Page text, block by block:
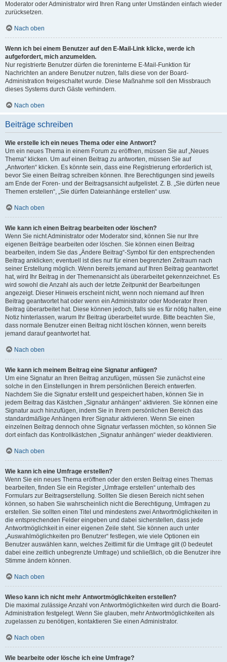
Moderator oder Administrator wird Ihren Rang unter Umständen einfach wieder
zurücksetzen.
Nach oben
Wenn ich bei einem Benutzer auf den E-Mail-Link klicke, werde ich
aufgefordert, mich anzumelden.
Nur registrierte Benutzer dürfen die foreninterne E-Mail-Funktion für
Nachrichten an andere Benutzer nutzen, falls diese von der Board-
Administration freigeschaltet wurde. Diese Maßnahme soll den Missbrauch
dieses Systems durch Gäste verhindern.
Nach oben
Beiträge schreiben
Wie erstelle ich ein neues Thema oder eine Antwort?
Um ein neues Thema in einem Forum zu eröffnen, müssen Sie auf „Neues
Thema“ klicken. Um auf einen Beitrag zu antworten, müssen Sie auf
„Antworten“ klicken. Es könnte sein, dass eine Registrierung erforderlich ist,
bevor Sie einen Beitrag schreiben können. Ihre Berechtigungen sind jeweils
am Ende der Foren- und der Beitragsansicht aufgelistet. Z. B. „Sie dürfen neue
Themen erstellen“, „Sie dürfen Dateianhänge erstellen“ usw.
Nach oben
Wie kann ich einen Beitrag bearbeiten oder löschen?
Wenn Sie nicht Administrator oder Moderator sind, können Sie nur Ihre
eigenen Beiträge bearbeiten oder löschen. Sie können einen Beitrag
bearbeiten, indem Sie das „Ändere Beitrag“-Symbol für den entsprechenden
Beitrag anklicken; eventuell ist dies nur für einen begrenzten Zeitraum nach
seiner Erstellung möglich. Wenn bereits jemand auf Ihren Beitrag geantwortet
hat, wird Ihr Beitrag in der Themenansicht als überarbeitet gekennzeichnet. Es
wird sowohl die Anzahl als auch der letzte Zeitpunkt der Bearbeitungen
angezeigt. Dieser Hinweis erscheint nicht, wenn noch niemand auf Ihren
Beitrag geantwortet hat oder wenn ein Administrator oder Moderator Ihren
Beitrag überarbeitet hat. Diese können jedoch, falls sie es für nötig halten, eine
Notiz hinterlassen, warum Ihr Beitrag überarbeitet wurde. Bitte beachten Sie,
dass normale Benutzer einen Beitrag nicht löschen können, wenn bereits
jemand darauf geantwortet hat.
Nach oben
Wie kann ich meinem Beitrag eine Signatur anfügen?
Um eine Signatur an Ihren Beitrag anzufügen, müssen Sie zunächst eine
solche in den Einstellungen in Ihrem persönlichen Bereich entwerfen.
Nachdem Sie die Signatur erstellt und gespeichert haben, können Sie in
jedem Beitrag das Kästchen „Signatur anhängen“ aktivieren. Sie können eine
Signatur auch hinzufügen, indem Sie in Ihrem persönlichen Bereich das
standardmäßige Anhängen Ihrer Signatur aktivieren. Wenn Sie einen
einzelnen Beitrag dennoch ohne Signatur verfassen möchten, so können Sie
dort einfach das Kontrollkästchen „Signatur anhängen“ wieder deaktivieren.
Nach oben
Wie kann ich eine Umfrage erstellen?
Wenn Sie ein neues Thema eröffnen oder den ersten Beitrag eines Themas
bearbeiten, finden Sie ein Register „Umfrage erstellen“ unterhalb des
Formulars zur Beitragserstellung. Sollten Sie diesen Bereich nicht sehen
können, so haben Sie wahrscheinlich nicht die Berechtigung, Umfragen zu
erstellen. Sie sollten einen Titel und mindestens zwei Antwortmöglichkeiten in
die entsprechenden Felder eingeben und dabei sicherstellen, dass jede
Antwortmöglichkeit in einer eigenen Zeile steht. Sie können auch unter
„Auswahlmöglichkeiten pro Benutzer“ festlegen, wie viele Optionen ein
Benutzer auswählen kann, welches Zeitlimit für die Umfrage gilt (0 bedeutet
dabei eine zeitlich unbegrenzte Umfrage) und schließlich, ob die Benutzer ihre
Stimme ändern können.
Nach oben
Wieso kann ich nicht mehr Antwortmöglichkeiten erstellen?
Die maximal zulässige Anzahl von Antwortmöglichkeiten wird durch die Board-
Administration festgelegt. Wenn Sie glauben, mehr Antwortmöglichkeiten als
zugelassen zu benötigen, kontaktieren Sie einen Administrator.
Nach oben
Wie bearbeite oder lösche ich eine Umfrage?